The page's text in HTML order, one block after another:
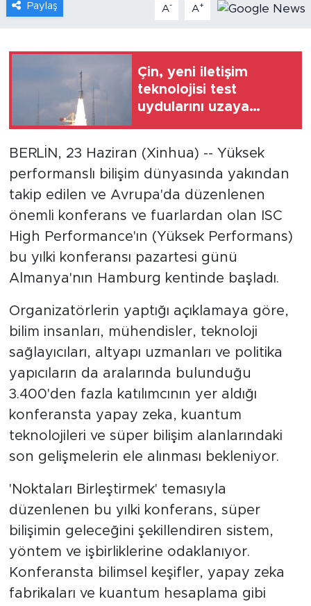
Paylaş A- A+
Çin, yeni iletişim
teknolojisi test
uydularını uzaya
BERLİN, 23 Haziran (Xinhua) -- Yüksek
performanslı bilişim dünyasında yakından
takip edilen ve Avrupa'da düzenlenen
önemli konferans ve fuarlardan olan ISC
High Performance'ın (Yüksek Performans)
bu yılki konferansı pazartesi günü
Almanya'nın Hamburg kentinde başladı.
Organizatörlerin yaptığı açıklamaya göre,
bilim insanları, mühendisler, teknoloji
sağlayıcıları, altyapı uzmanları ve politika
yapıcıların da aralarında bulunduğu
3.400'den fazla katılımcının yer aldığı
konferansta yapay zeka, kuantum
teknolojileri ve süper bilişim alanlarındaki
son gelişmelerin ele alınması bekleniyor.
'Noktaları Birleştirmek' temasıyla
düzenlenen bu yılki konferans, süper
bilişimin geleceğini şekillendiren sistem,
yöntem ve işbirliklerine odaklanıyor.
Konferansta bilimsel keşifler, yapay zeka
fabrikaları ve kuantum hesaplama gibi
Xinhua
Xinhua Türkiye
Seyahat